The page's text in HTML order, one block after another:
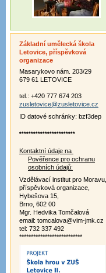
Základní umělecká škola
Letovice, příspěvková
organizace
Masarykovo nám. 203/29
679 61 LETOVICE
tel.: +420 777 674 203
zusletovice@zusletovice.cz
ID datové schránky: bzf3dep
************************
Kontaktní údaje na
Pověřence pro ochranu
osobních údajů:
Vzdělávací institut pro Moravu,
příspěvková organizace,
Hybešova 15,
Brno, 602 00
Mgr. Hedvika Tomčalová
email: tomcalova@vim-jmk.cz
tel: 732 337 492
***************************